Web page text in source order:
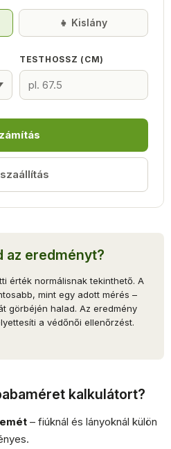
👧 Kislány
TESTHOSSZ (CM)
az eredményt?
érték normálisnak tekinthető. A
mint egy adott mérés –
görbéjén halad. Az eredmény
a védőnői ellenőrzést.
kalkulátort?
– fiúknál és lányoknál külön